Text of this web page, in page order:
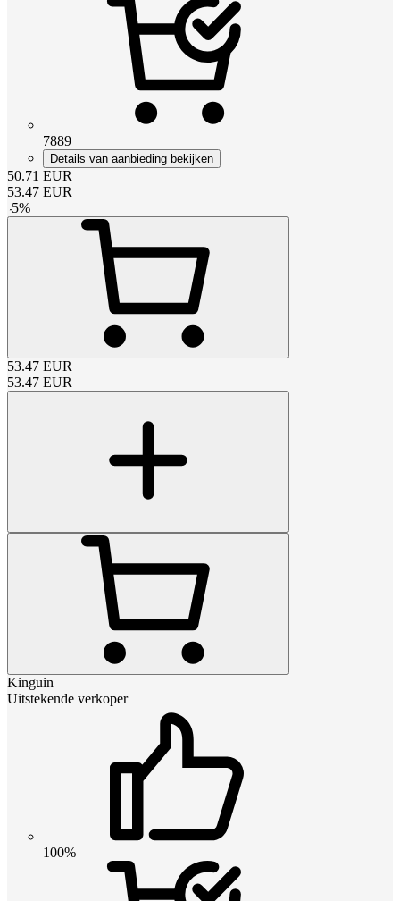
7889
Details van aanbieding bekijken
50.71 EUR
53.47 EUR
-5%
53.47 EUR
53.47 EUR
Kinguin
Uitstekende verkoper
100%